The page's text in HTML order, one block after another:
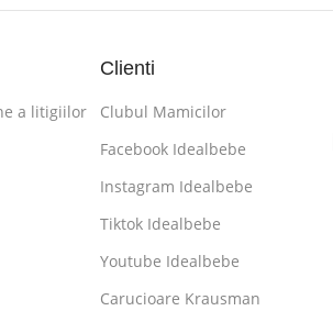
a litigiilor
Clienti
Clubul Mamicilor
Facebook Idealbebe
Instagram Idealbebe
Tiktok Idealbebe
Youtube Idealbebe
Carucioare Krausman